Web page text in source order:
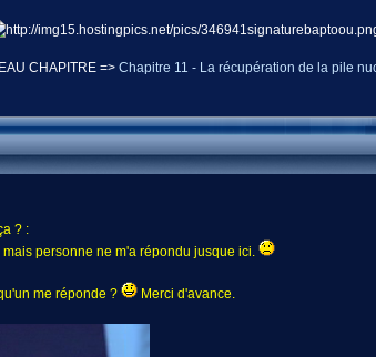
CHAPITRE =>Chapitre 11 - La récupération de la pile
? :
personne ne m'a répondu jusque ici.
me réponde ?
Merci d'avance.